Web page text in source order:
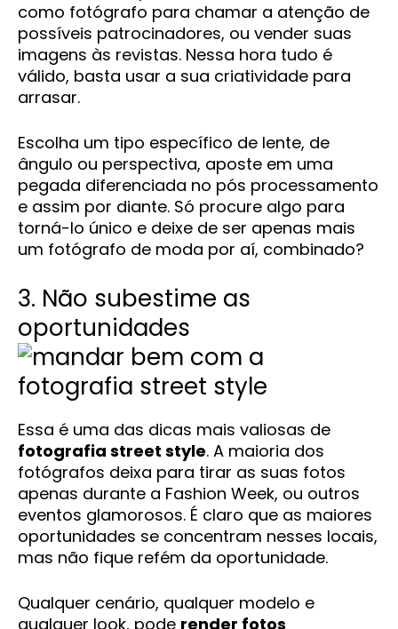
como fotógrafo para chamar a atenção de
possíveis patrocinadores, ou vender suas
imagens às revistas. Nessa hora tudo é
válido, basta usar a sua criatividade para
arrasar.
Escolha um tipo específico de lente, de
ângulo ou perspectiva, aposte em uma
pegada diferenciada no pós processamento
e assim por diante. Só procure algo para
torná-lo único e deixe de ser apenas mais
um fotógrafo de moda por aí, combinado?
3. Não subestime as
oportunidades
Essa é uma das dicas mais valiosas de
fotografia street style. A maioria dos
fotógrafos deixa para tirar as suas fotos
apenas durante a Fashion Week, ou outros
eventos glamorosos. É claro que as maiores
oportunidades se concentram nesses locais,
mas não fique refém da oportunidade.
Qualquer cenário, qualquer modelo e
qualquer look, pode render fotos